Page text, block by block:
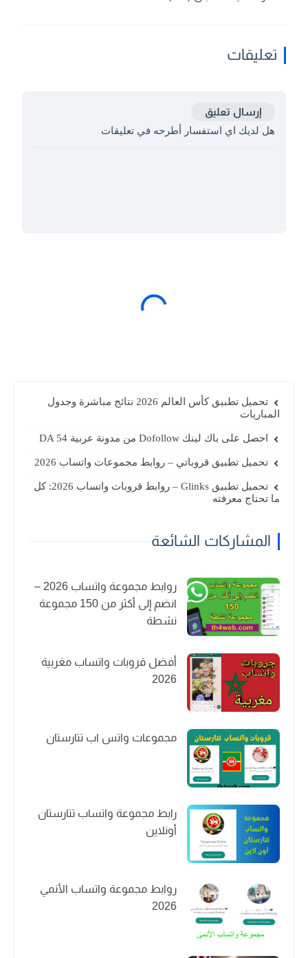
تعليقات
إرسال تعليق
هل لديك اي استفسار أطرحه في تعليقات
تحميل تطبيق كأس العالم 2026 نتائج مباشرة وجدول
المباريات
احصل على باك لينك Dofollow من مدونة عربية DA 54
تحميل تطبيق قروباتي – روابط مجموعات واتساب 2026
تحميل تطبيق Glinks – روابط قروبات واتساب 2026: كل
ما تحتاج معرفته
المشاركات الشائعة
روابط مجموعة واتساب 2026 –
انضم إلى أكثر من 150 مجموعة
نشطة
أفضل قروبات واتساب مغربية
2026
مجموعات واتس اب تتارستان
رابط مجموعة واتساب تتارستان
أونلاين
روابط مجموعة واتساب الأنمي
2026